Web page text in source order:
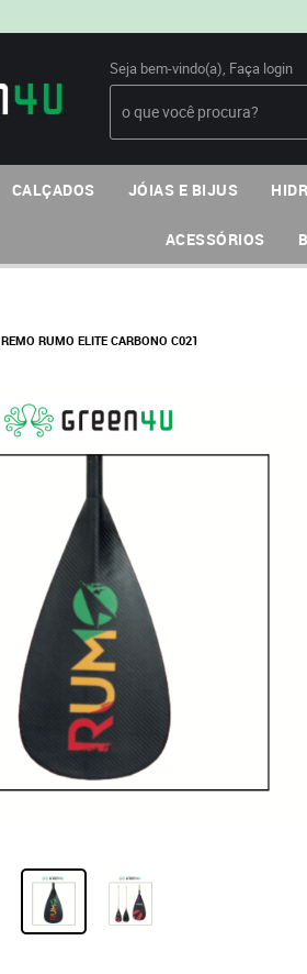
Seja bem-vindo(a), Faça login
CALÇADOS JÓIAS E BIJUS
ACESSÓRIOS
REMO RUMO ELITE CARBONO C021